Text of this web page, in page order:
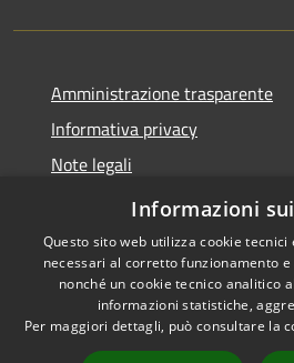
Amministrazione trasparente
Informativa privacy
Note legali
Dichiarazione di accessibilità
Accessibilità
Informazioni
Questo sito web utilizza cookie
necessari al corretto funzionamento
nonché un cookie tecnico analitico
informazioni statistiche,
Per maggiori dettagli, può consultare la